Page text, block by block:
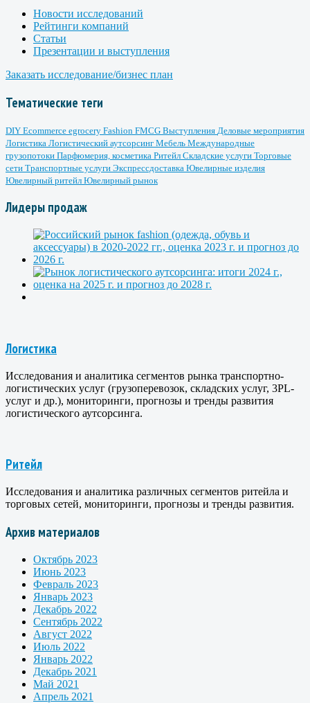
Новости исследований
Рейтинги компаний
Статьи
Презентации и выступления
Заказать исследование/бизнес план
Тематические теги
DIY Ecommerce egrocery Fashion FMCG Выступления Деловые мероприятия
Логистика Логистический аутсорсинг Мебель Международные
грузопотоки Парфюмерия, косметика Ритейл Складские услуги Торговые
сети Транспортные услуги Экспрессдоставка Ювелирные изделия
Ювелирный ритейл Ювелирный рынок
Лидеры продаж
Логистика
Исследования и аналитика сегментов рынка транспортно-
логистических услуг (грузоперевозок, складских услуг, 3PL-
услуг и др.), мониторинги, прогнозы и тренды развития
логистического аутсорсинга.
Ритейл
Исследования и аналитика различных сегментов ритейла и
торговых сетей, мониторинги, прогнозы и тренды развития.
Архив материалов
Октябрь 2023
Июнь 2023
Февраль 2023
Январь 2023
Декабрь 2022
Сентябрь 2022
Август 2022
Июль 2022
Январь 2022
Декабрь 2021
Май 2021
Апрель 2021